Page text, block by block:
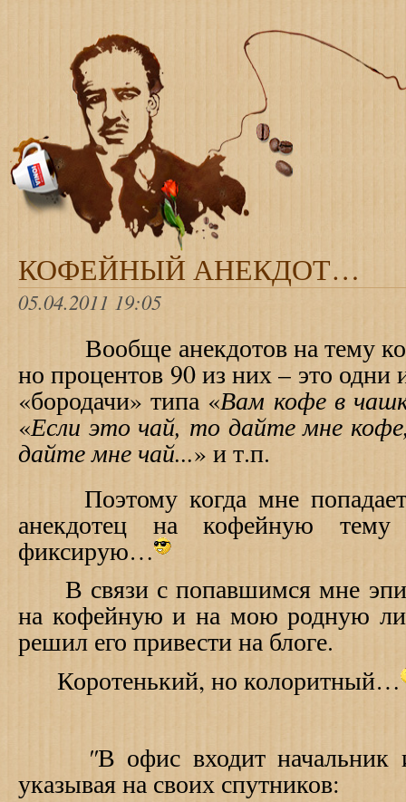
КОФЕЙНЫЙ АНЕКДОТ…
05.04.2011 19:05
Вообще анекдотов на тему
но процентов 90 из них – это
«бородачи» типа «Вам кофе в
«Если это чай, то дайте мне
дайте мне чай...» и т.п.
Поэтому когда мне
анекдотец на кофейную
фиксирую…
В связи с попавшимся мне
на кофейную и на мою родную
решил его привести на блоге.
Коротенький, но колоритный…
"В офис входит начальник
указывая на своих спутников: